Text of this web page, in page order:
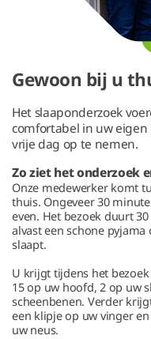
Gewoon bij u
Het slaaponderzoek
comfortabel in uw
vrije dag op te nemen.
Zo ziet het onderzoek
Onze medewerker komt
thuis. Ongeveer 30
even. Het bezoek duurt
alvast een schone
slaapt.
U krijgt tijdens het
15 op uw hoofd, 2 op uw
scheenbenen. Verder
een klipje op uw vinger
uw neus.